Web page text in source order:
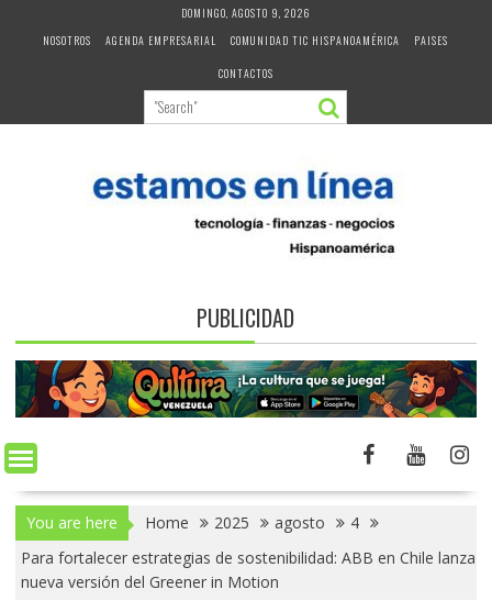
DOMINGO, AGOSTO 9, 2026
NOSOTROS
AGENDA EMPRESARIAL COMUNIDAD TIC HISPANOAMÉRICA
PAISES
CONTACTOS
PUBLICIDAD
You are here Home 2025 agosto
4
Para fortalecer estrategias de sostenibilidad: ABB en Chile lanza
nueva versión del Greener in Motion